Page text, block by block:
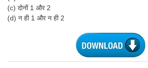
Delhi Police Constables
CAPF / Delhi Police - SI (CPO)
(c) दोनों 1 और 2
(d) न ही 1 और न ही 2